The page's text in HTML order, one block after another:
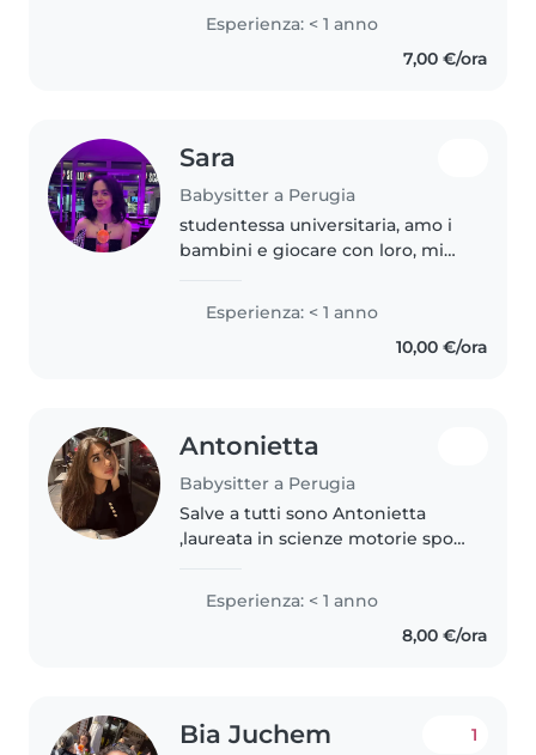
del tempo con loro e dargli tutto
ciò che mi è possibile (assistenza
Esperienza: < 1 anno
7,00 €/ora
Sara
Babysitter a Perugia
studentessa universitaria, amo i
bambini e giocare con loro, mi
cose nuove, la cultura e viaggiare.
amo la musica, il cinema e i libri,
Esperienza: < 1 anno
10,00 €/ora
Antonietta
Babysitter a Perugia
Salve a tutti sono Antonietta
,laureata in scienze motorie sport
studi presso l'università di
perugia ,ho diverse esperienze
con i bambini data anche..
Esperienza: < 1 anno
8,00 €/ora
Bia Juchem
1